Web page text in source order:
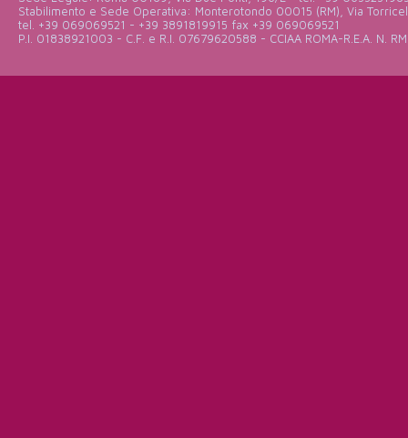
Stabilimento e Sede Operativa: Monterotondo 00015 (RM), Via
tel. +39 069069521 - +39 3891819915 fax +39 069069521
P.I. 01838921003 - C.F. e R.I. 07679620588 - CCIAA ROMA-R.E.A. N.